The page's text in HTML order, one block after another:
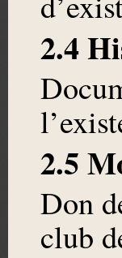
2.4
2.5
Don
club